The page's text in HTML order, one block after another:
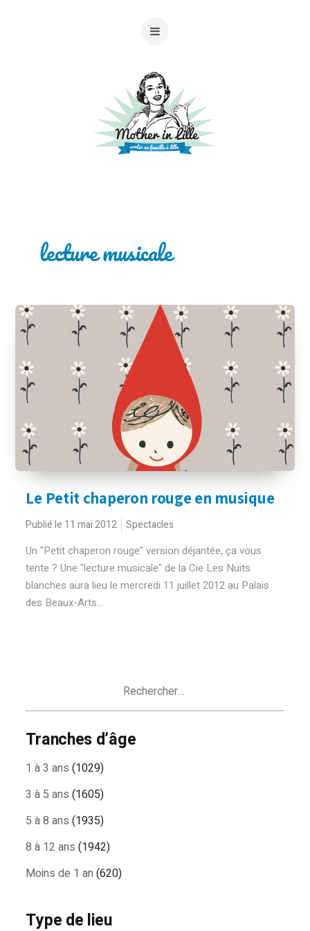
lecture musicale
Le Petit chaperon rouge en musique
Publié le 11 mai 2012 Spectacles
Un "Petit chaperon rouge" version déjantée, ça vous
tente ? Une "lecture musicale" de la Cie Les Nuits
blanches aura lieu le mercredi 11 juillet 2012 au Palais
des Beaux-Arts...
Tranches d’âge
1 à 3 ans (1029)
3 à 5 ans (1605)
5 à 8 ans (1935)
8 à 12 ans (1942)
Moins de 1 an (620)
Type de lieu